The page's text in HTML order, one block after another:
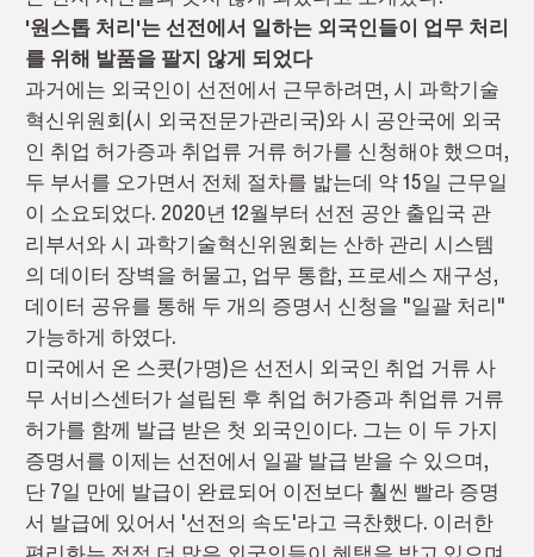
'원스톱 처리'는 선전에서 일하는 외국인들이 업무 처리
를 위해 발품을 팔지 않게 되었다
과거에는 외국인이 선전에서 근무하려면, 시 과학기술
혁신위원회(시 외국전문가관리국)와 시 공안국에 외국
인 취업 허가증과 취업류 거류 허가를 신청해야 했으며,
두 부서를 오가면서 전체 절차를 밟는데 약 15일 근무일
이 소요되었다. 2020년 12월부터 선전 공안 출입국 관
리부서와 시 과학기술혁신위원회는 산하 관리 시스템
의 데이터 장벽을 허물고, 업무 통합, 프로세스 재구성,
데이터 공유를 통해 두 개의 증명서 신청을 "일괄 처리"
가능하게 하였다.
미국에서 온 스콧(가명)은 선전시 외국인 취업 거류 사
무 서비스센터가 설립된 후 취업 허가증과 취업류 거류
허가를 함께 발급 받은 첫 외국인이다. 그는 이 두 가지
증명서를 이제는 선전에서 일괄 발급 받을 수 있으며,
단 7일 만에 발급이 완료되어 이전보다 훨씬 빨라 증명
서 발급에 있어서 '선전의 속도'라고 극찬했다. 이러한